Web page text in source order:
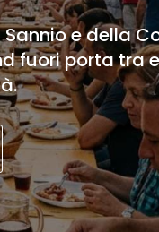
e della
fuori porta tra